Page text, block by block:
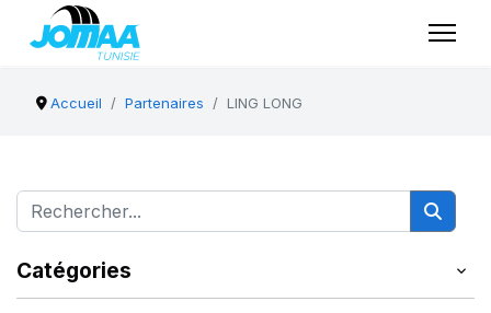
Accueil Partenaires LING LONG
Catégories